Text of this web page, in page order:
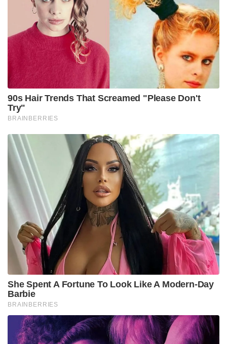
90s Hair Trends That Screamed "Please Don't
Try"
BRAINBERRIES
She Spent A Fortune To Look Like A Modern-Day
Barbie
BRAINBERRIES